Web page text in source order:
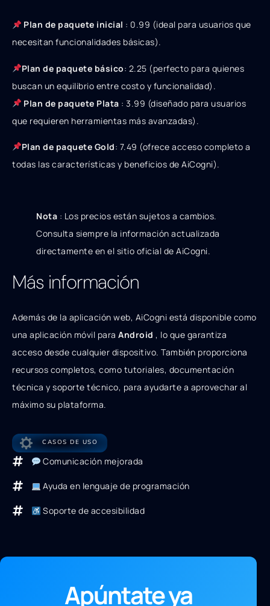
Plan de paquete inicial : 0.99 (ideal para usuariosque
necesitan funcionalidades básicas).
Plande paquete básico: 2.25 (perfecto para quienes
buscan un equilibrio entre costo y funcionalidad).
Plan de paquete Plata :3.99 (diseñado parausuarios
que requieren herramientas más avanzadas) .
Plande paquete Gold: 7.49 (ofrece acceso completo a
todas las características y beneficios de AiCogni).
Nota : Los precios están sujetos a cambios.
Consulta siempre la información actualizada
directamente en el sitio oficial de AiCogni.
Más información
Además de la aplicación web, AiCogni está disponible como
una aplicación móvil para Android , lo que garantiza
acceso desde cualquier dispositivo. También proporciona
recursos completos, como tutoriales, documentación
técnica y soporte técnico, para ayudarte a aprovechar al
máximo su plataforma.
CASOS DE USO
Comunicación mejorada
Ayuda en lenguaje de programación
Soporte de accesibilidad
Apúntate ya